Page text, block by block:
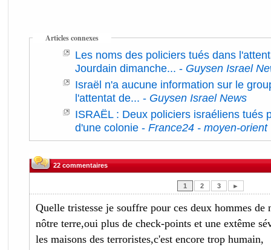
Articles connexes
Les noms des policiers tués dans
Jourdain dimanche... - Guysen Israel
Israël n'a aucune information sur le
l'attentat de... - Guysen Israel News
ISRAËL : Deux policiers israéliens tués
d'une colonie- France24 - moyen-orient
22 commentaires
1 2 3 ►
Quelle tristesse je souffre pour ces deux hommes de
nôtre terre,oui plus de check-points et une extême
les maisons des terroristes,c'est encore trop humain,